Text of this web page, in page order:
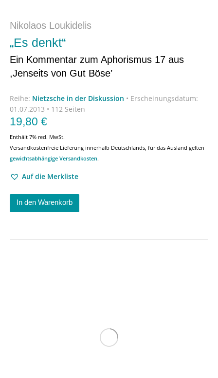
Nikolaos Loukidelis
„Es denkt“
Ein Kommentar zum Aphorismus 17 aus
,Jenseits von Gut Böse’
Reihe: Nietzsche in der Diskussion • Erscheinungsdatum:
01.07.2013 • 112 Seiten
19,80 €
Enthält 7% red. MwSt.
Versandkostenfreie Lieferung innerhalb Deutschlands, für das Ausland gelten
gewichtsabhängige Versandkosten.
Auf die Merkliste
In den Warenkorb